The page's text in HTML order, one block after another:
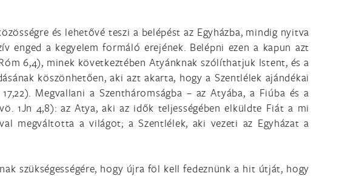
és lehetővé teszi a belépést az Egyházba, mindig nyitva
a kegyelem formáló erejének. Belépni ezen a kapun azt
6,4), minek következtében Atyánknak szólíthatjuk Istent, és a
köszönhetően, aki azt akarta, hogy a Szentlélek ajándékai
Megvallani a Szentháromságba – az Atyába, a Fiúba és a
1Jn 4,8): az Atya, aki az idők teljességében elküldte Fiát a mi
megváltotta a világot; a Szentlélek, aki vezeti az Egyházat a
szükségességére, hogy újra föl kell fedeznünk a hit útját, hogy